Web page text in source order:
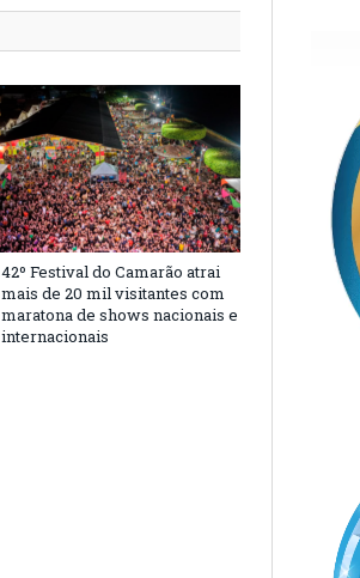
42º Festival do Camarão atrai
mais de 20 mil visitantes com
maratona de shows nacionais e
internacionais